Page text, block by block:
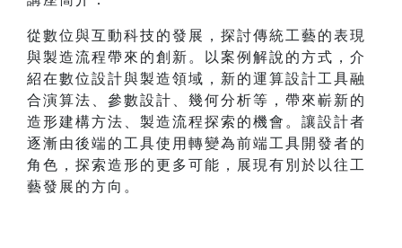
從數位與互動科技的發展，探討傳統工藝的表現
與製造流程帶來的創新。以案例解說的方式，介
紹在數位設計與製造領域，新的運算設計工具融
合演算法、參數設計、幾何分析等，帶來嶄新的
造形建構方法、製造流程探索的機會。讓設計者
逐漸由後端的工具使用轉變為前端工具開發者的
角色，探索造形的更多可能，展現有別於以往工
藝發展的方向。